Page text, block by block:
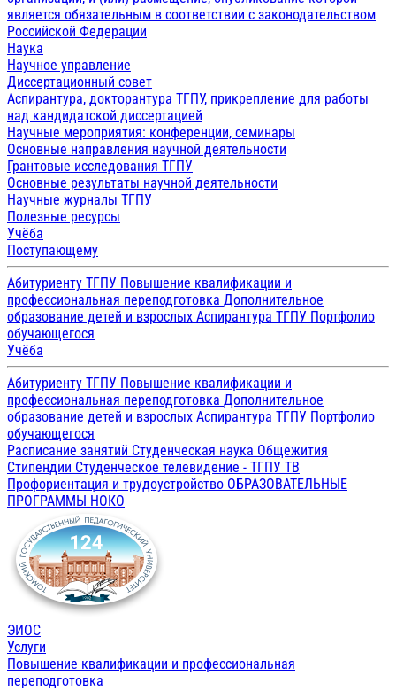
является обязательным в соответствии с законодательством
Российской Федерации
Наука
Научное управление
Диссертационный совет
Аспирантура, докторантура ТГПУ, прикрепление для работы
над кандидатской диссертацией
Научные мероприятия: конференции, семинары
Основные направления научной деятельности
Грантовые исследования ТГПУ
Основные результаты научной деятельности
Научные журналы ТГПУ
Полезные ресурсы
Учёба
Поступающему
Абитуриенту ТГПУ Повышение квалификации и
профессиональная переподготовка Дополнительное
образование детей и взрослых Аспирантура ТГПУ Портфолио
обучающегося
Учёба
Абитуриенту ТГПУ Повышение квалификации и
профессиональная переподготовка Дополнительное
образование детей и взрослых Аспирантура ТГПУ Портфолио
обучающегося
Расписание занятий Студенческая наука Общежития
Стипендии Студенческое телевидение - ТГПУ ТВ
Профориентация и трудоустройство ОБРАЗОВАТЕЛЬНЫЕ
ПРОГРАММЫ НОКО
ЭИОС
Услуги
Повышение квалификации и профессиональная
переподготовка